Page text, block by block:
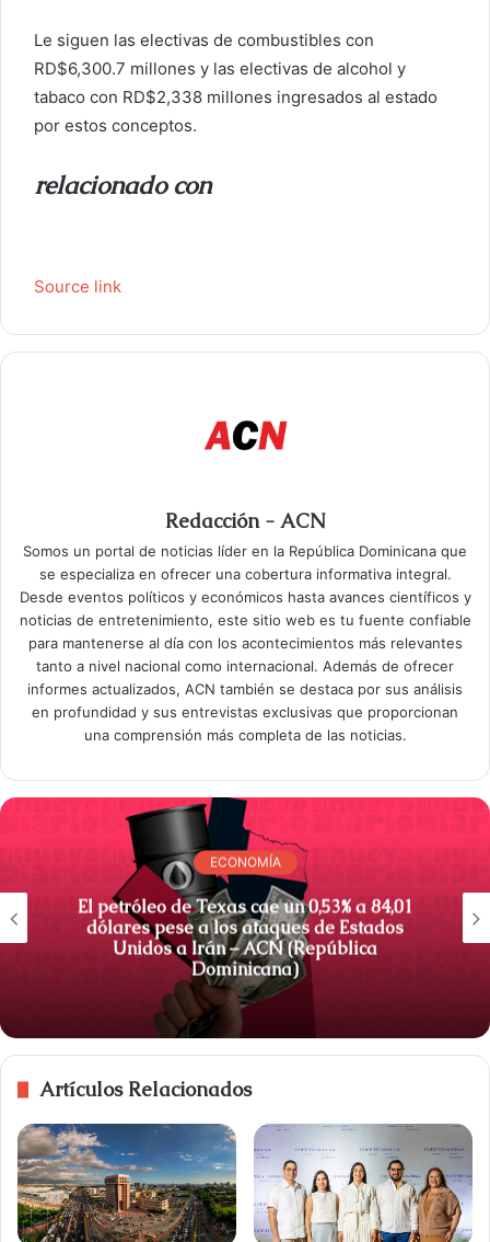
Le siguen las electivas de combustibles con
RD$6,300.7 millones y las electivas de alcohol y
tabaco con RD$2,338 millones ingresados ​​al estado
por estos conceptos.
relacionado con
Source link
Redacción - ACN
Somos un portal de noticias líder en la República Dominicana que
se especializa en ofrecer una cobertura informativa integral.
Desde eventos políticos y económicos hasta avances científicos y
noticias de entretenimiento, este sitio web es tu fuente confiable
para mantenerse al día con los acontecimientos más relevantes
tanto a nivel nacional como internacional. Además de ofrecer
informes actualizados, ACN también se destaca por sus análisis
en profundidad y sus entrevistas exclusivas que proporcionan
una comprensión más completa de las noticias.
ECONOMÍA
El petróleo de Texas cae un 0,53% a 84,01
dólares pese a los ataques de Estados
Unidos a Irán – ACN (República
Dominicana)
Artículos Relacionados